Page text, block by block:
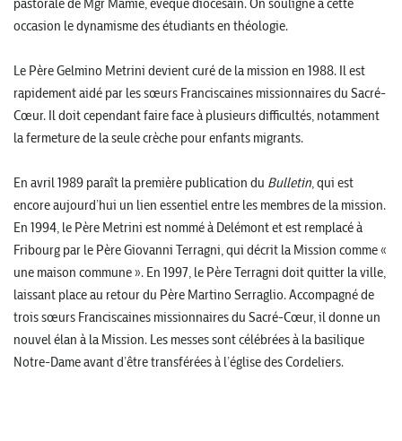
occasion le dynamisme des étudiants en théologie.
Le Père Gelmino Metrini devient curé de la mission en 1988. Il est
rapidement aidé par les sœurs Franciscaines missionnaires du Sacré-
Cœur. Il doit cependant faire face à plusieurs difficultés, notamment
la fermeture de la seule crèche pour enfants migrants.
En avril 1989 paraît la première publication du Bulletin , qui est
encore aujourd’hui un lien essentiel entre les membres de la mission.
En 1994, le Père Metrini est nommé à Delémont et est remplacé à
Fribourg par le Père Giovanni Terragni, qui décrit la Mission comme «
une maison commune ». En 1997, le Père Terragni doit quitter la ville,
laissant place au retour du Père Martino Serraglio. Accompagné de
trois sœurs Franciscaines missionnaires du Sacré-Cœur, il donne un
nouvel élan à la Mission. Les messes sont célébrées à la basilique
Notre-Dame avant d’être transférées à l’église des Cordeliers.